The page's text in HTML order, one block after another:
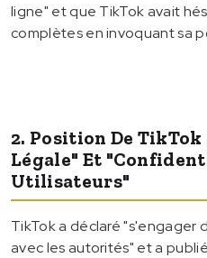
ligne" et que TikTok avait
complètes en invoquant sa
2. Position De
Légale" Et
Utilisateurs"
TikTok a déclaré "s'engager
avec les autorités" et a